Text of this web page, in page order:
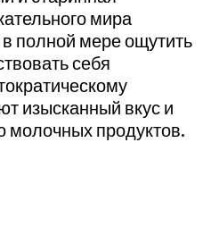
мира
полной мере ощутить
себя
изысканный вкус и
молочных продуктов.